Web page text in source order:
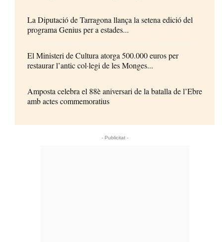
La Diputació de Tarragona llança la setena edició del
programa Genius per a estades...
El Ministeri de Cultura atorga 500.000 euros per
restaurar l’antic col·legi de les Monges...
Amposta celebra el 88è aniversari de la batalla de l’Ebre
amb actes commemoratius
- Publicitat -